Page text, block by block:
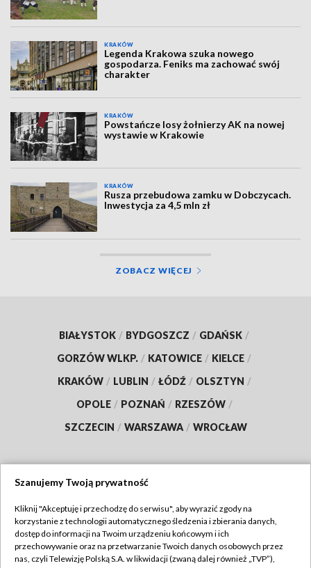
KRAKÓW
Legenda Krakowa szuka nowego
gospodarza. Feniks ma zachować swój
charakter
KRAKÓW
Powstańcze losy żołnierzy AK na nowej
wystawie w Krakowie
KRAKÓW
Rusza przebudowa zamku w Dobczycach.
Inwestycja za 4,5 mln zł
ZOBACZ WIĘCEJ
BIAŁYSTOK / BYDGOSZCZ / GDAŃSK /
GORZÓW WLKP. / KATOWICE / KIELCE /
KRAKÓW / LUBLIN / ŁÓDŹ / OLSZTYN /
OPOLE / POZNAŃ / RZESZÓW /
SZCZECIN / WARSZAWA / WROCŁAW
TVP
Abonament TVP
Regulamin TVP
Szanujemy Twoją prywatność
Kliknij "Akceptuję i przechodzę do serwisu", aby wyrazić zgody na
korzystanie z technologii automatycznego śledzenia i zbierania danych,
dostęp do informacji na Twoim urządzeniu końcowym i ich
przechowywanie oraz na przetwarzanie Twoich danych osobowych przez
nas, czyli Telewizję Polską S.A. w likwidacji (zwaną dalej również „TVP”),